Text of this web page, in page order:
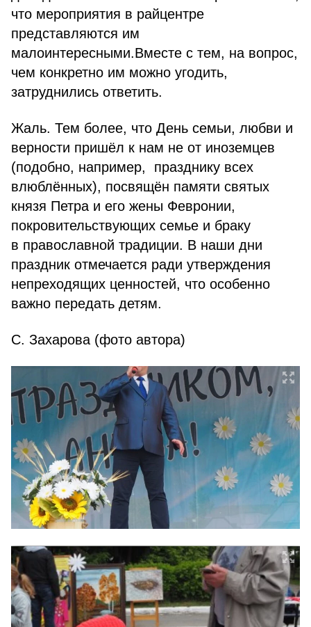
что мероприятия в райцентре
представляются им
малоинтересными.Вместе с тем, на вопрос,
чем конкретно им можно угодить,
Жаль. Тем более, что День семьи, любви и
верности пришёл к нам не от иноземцев
(подобно, например, празднику всех
влюблённых), посвящён памяти святых
князя Петра и его жены Февронии,
покровительствующих семье и браку
в православной традиции. В наши дни
праздник отмечается ради утверждения
непреходящих ценностей, что особенно
важно передать детям.
С. Захарова (фото автора)